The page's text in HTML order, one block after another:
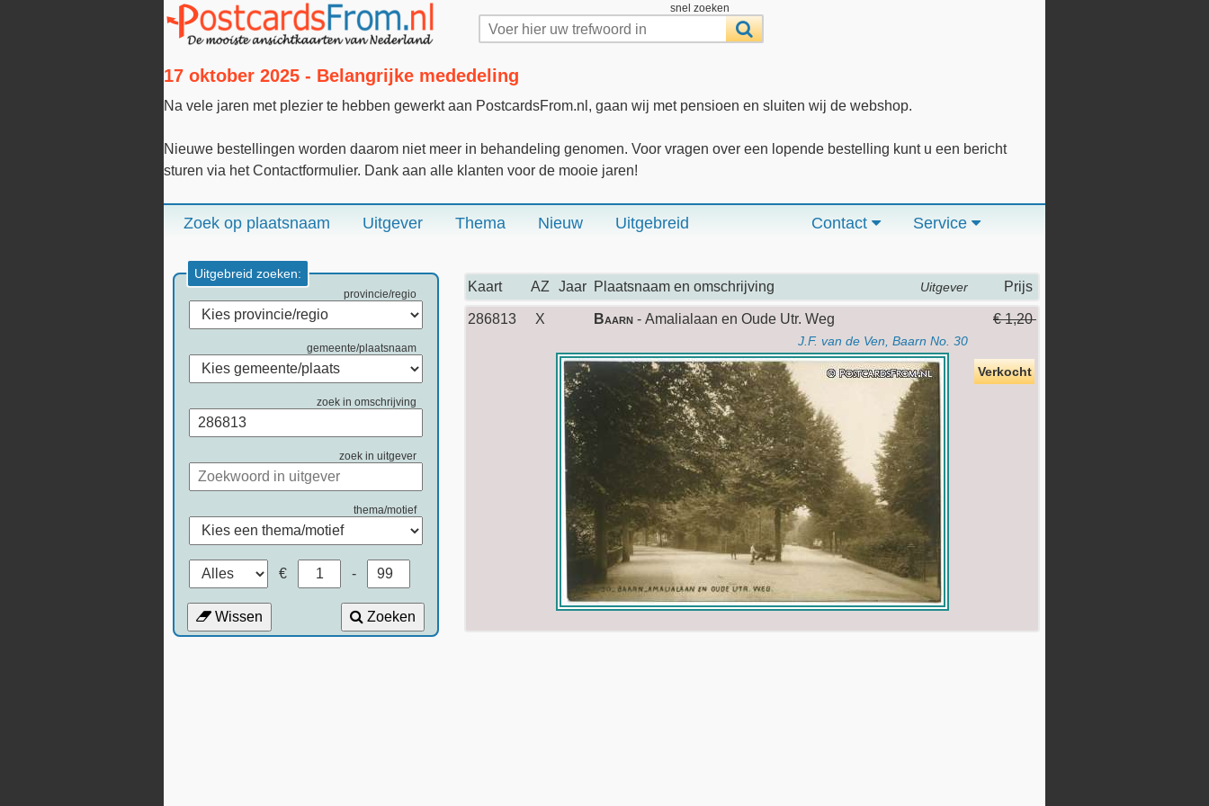
snel zoeken
17 oktober 2025 - Belangrijke mededeling
Na vele jaren met plezier te hebben gewerkt aan PostcardsFrom.nl, gaan wij met pensioen en sluiten wij de webshop.
Nieuwe bestellingen worden daarom niet meer in behandeling genomen. Voor vragen over een lopende bestelling kunt u een bericht
sturen via het Contactformulier. Dank aan alle klanten voor de mooie jaren!
Zoek op plaatsnaam Uitgever Thema Nieuw Uitgebreid Service
Contact
Uitgebreid zoeken:
provincie/regio
gemeente/plaatsnaam
zoek in omschrijving
zoek in uitgever
thema/motief
€ -
Wissen Zoeken
Kaart AZ Jaar Plaatsnaam en omschrijving Uitgever Prijs
286813 X Baarn - Amalialaan en Oude Utr. Weg
J.F. van de Ven, Baarn No. 30
€ 1,20
Verkocht